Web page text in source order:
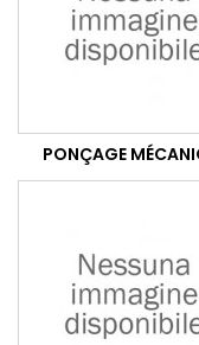
PONÇAGE